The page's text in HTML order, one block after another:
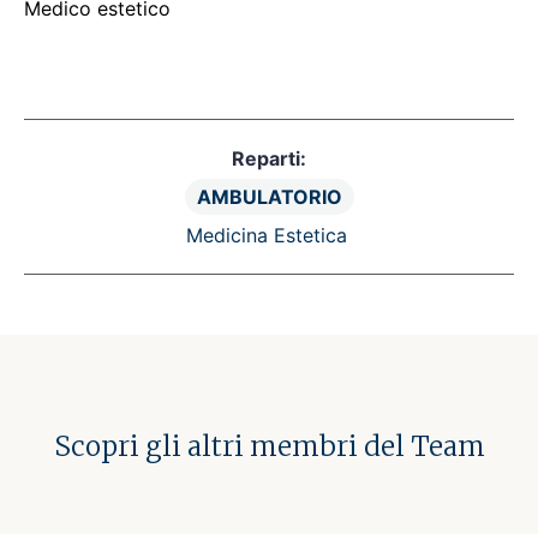
Medico estetico
Reparti:
AMBULATORIO
Medicina Estetica
Scopri gli altri membri del Team